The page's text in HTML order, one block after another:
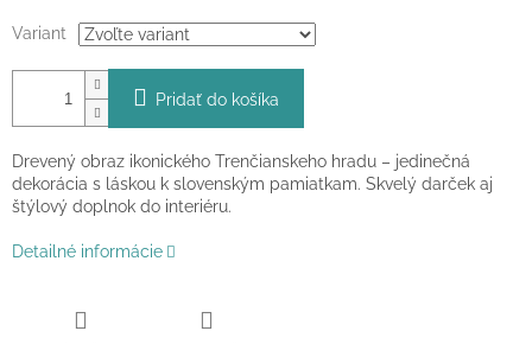
Variant
Pridať do košíka
Drevený obraz ikonického Trenčianskeho hradu – jedinečná
dekorácia s láskou k slovenským pamiatkam. Skvelý darček aj
štýlový doplnok do interiéru.
Detailné informácie